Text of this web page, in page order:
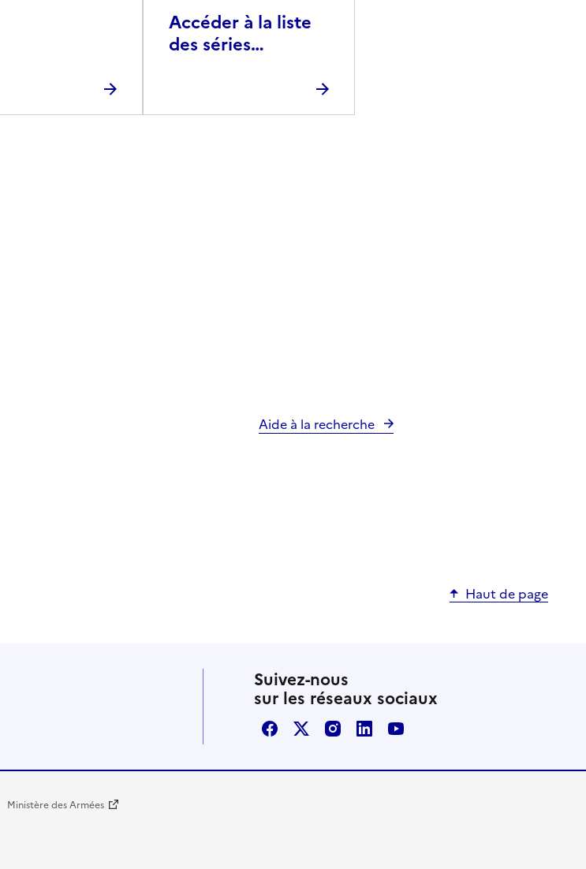
Accéder à la liste
des séries
Aide à la recherche
Haut de page
Suivez-nous
sur les réseaux sociaux
FacebookX / TwitterInstagram
LinkedInYoutube
Ministère des Armées